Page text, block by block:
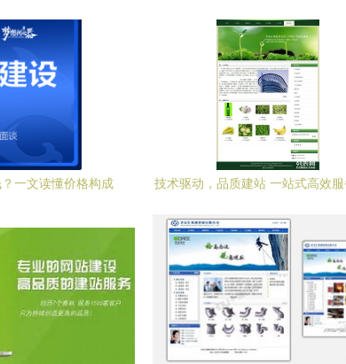
一文读懂价格构成
技术驱动，品质建站 一站式高效服